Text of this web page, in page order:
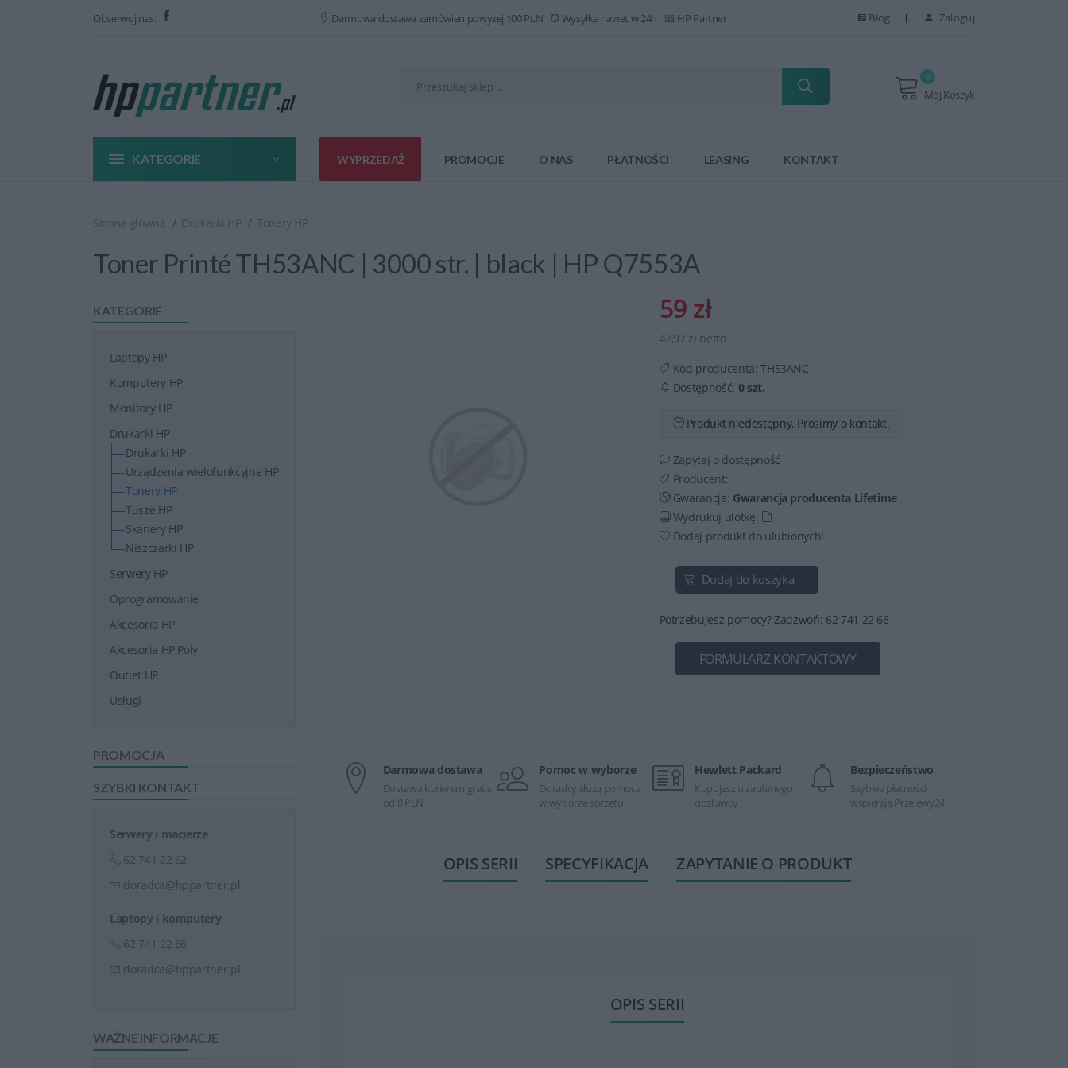
Obserwuj nas: Darmowa dostawa zamówień powyżej 100 PLN Wysyłka nawet w 24h HP Partner Blog Zaloguj
Mój Koszyk
0
KATEGORIE WYPRZEDAŻ PROMOCJE O NAS PŁATNOŚCI LEASING KONTAKT
Strona główna Drukarki HP Tonery HP
Toner Printé TH53ANC | 3000 str. | black | HP Q7553A
KATEGORIE
Laptopy HP
Komputery HP
Monitory HP
Drukarki HP
Drukarki HP
Urządzenia wielofunkcyjne HP
Tonery HP
Tusze HP
Skanery HP
Niszczarki HP
Serwery HP
Oprogramowanie
Akcesoria HP
Akcesoria HP Poly
Outlet HP
Usługi
PROMOCJA
SZYBKI KONTAKT
Serwery i macierze
62 741 22 62
doradca@hppartner.pl
Laptopy i komputery
62 741 22 66
doradca@hppartner.pl
WAŻNE INFORMACJE
59 zł
47,97 zł netto
Kod producenta:TH53ANC
Dostępność: 0 szt.
Produkt niedostępny. Prosimy o kontakt.
Zapytaj o dostępność
Producent:
Gwarancja: Gwarancja producenta Lifetime
Wydrukuj ulotkę:
Dodaj produkt do ulubionych!
Dodaj do koszyka
Potrzebujesz pomocy? Zadzwoń: 62 741 22 66
FORMULARZ KONTAKTOWY
Darmowa dostawa
Dostawa kurierem gratis
od 0 PLN
Pomoc w wyborze
Doradcy służą pomocą
w wyborze sprzętu
Hewlett Packard
Kupujesz u zaufanego
dostawcy
Bezpieczeństwo
Szybkie płatności
wspierają Przelewy24
OPIS SERII SPECYFIKACJA ZAPYTANIE O PRODUKT
OPIS SERII